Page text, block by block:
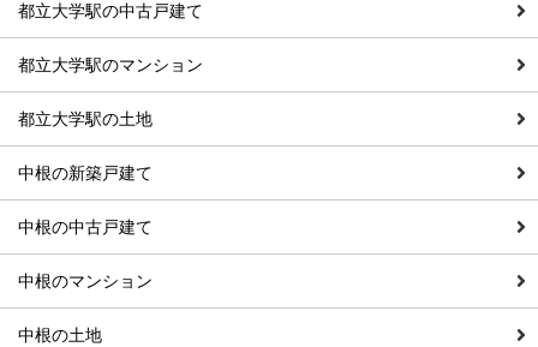
都立大学駅の中古戸建て
都立大学駅のマンション
都立大学駅の土地
中根の新築戸建て
中根の中古戸建て
中根のマンション
中根の土地